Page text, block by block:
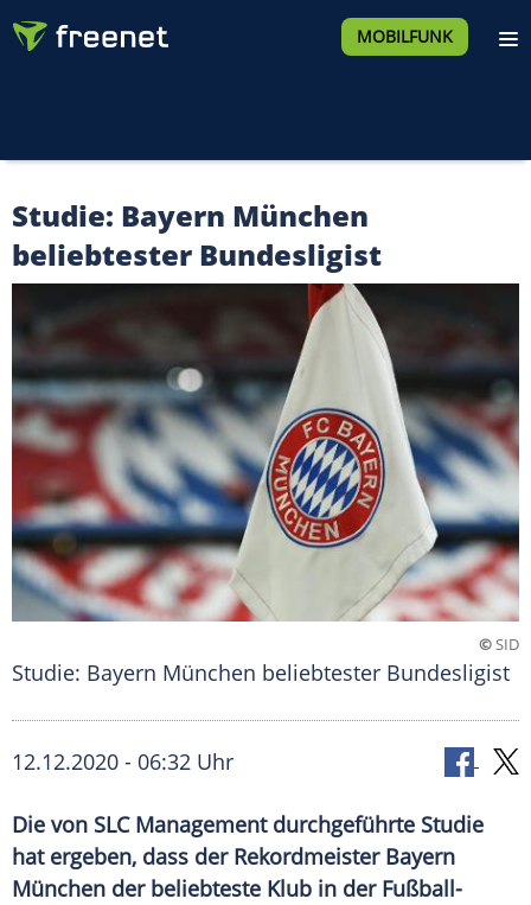
MOBILFUNK
Studie: Bayern München
beliebtester Bundesligist
©SID
Studie: Bayern München beliebtester Bundesligist
12.12.2020 - 06:32 Uhr
Die von SLC Management durchgeführte Studie
hat ergeben, dass der Rekordmeister Bayern
München der beliebteste Klub in der Fußball-